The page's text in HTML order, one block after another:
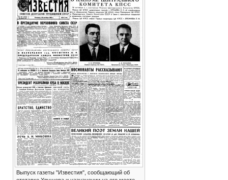
Выпуск газеты "Известия", сообщающий об